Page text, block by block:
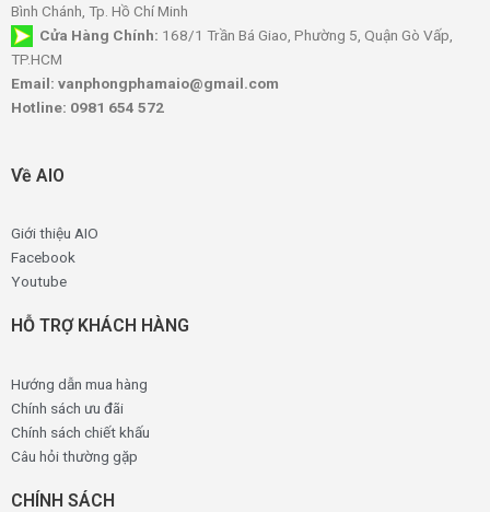
Bình Chánh, Tp. Hồ Chí Minh
Cửa Hàng Chính: 168/1 Trần Bá Giao, Phường 5, Quận Gò Vấp,
TP.HCM
Email: vanphongphamaio@gmail.com
Hotline: 0981 654 572
Về AIO
Giới thiệu AIO
Facebook
Youtube
HỖ TRỢ KHÁCH HÀNG
Hướng dẫn mua hàng
Chính sách ưu đãi
Chính sách chiết khấu
Câu hỏi thường gặp
CHÍNH SÁCH